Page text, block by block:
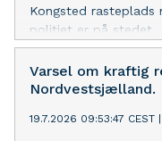
Kongsted rasteplads
politiet er på stedet.
Varsel om kraftig
Nordvestsjælland.
19.7.2026 09:53:47 CEST